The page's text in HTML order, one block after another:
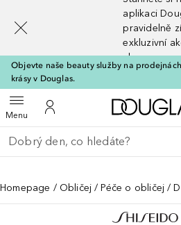
aplikaci
pravidelně
exkluzivní
slevy
Objevte naše beauty služby na
krásy v Douglas.
MenuOtevřít menuK mému účtu
Vraťte se
Proveďte vyhledávání
Homepage Obličej Péče o obličej
[navigation.slideout.screenreader]